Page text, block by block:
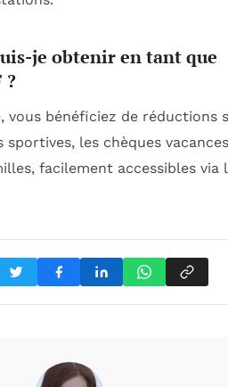
je obtenir en tant que
?
vous bénéficiez de réductions
les chèques
facilement accessibles via